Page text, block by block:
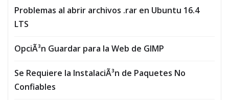
Problemas al abrir archivos .rar en Ubuntu 16.4
LTS
OpciÃ³n Guardar para la Web de GIMP
Se Requiere la InstalaciÃ³n de Paquetes No
Confiables